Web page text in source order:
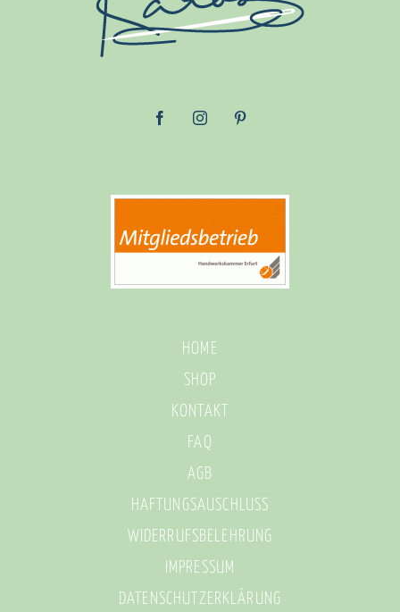
HOME
SHOP
KONTAKT
FAQ
AGB
HAFTUNGSAUSCHLUSS
WIDERRUFSBELEHRUNG
IMPRESSUM
DATENSCHUTZERKLÄRUNG